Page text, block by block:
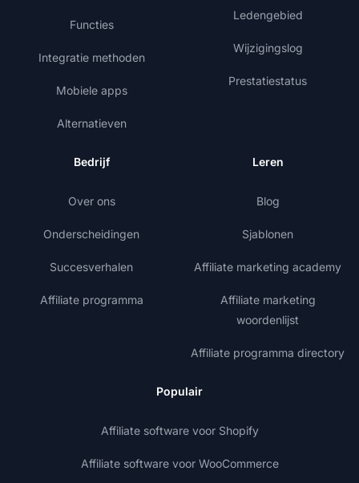
Functies
Integratie methoden
Mobiele apps
Alternatieven
Ledengebied
Wijzigingslog
Prestatiestatus
Bedrijf
Over ons
Onderscheidingen
Succesverhalen
Affiliate programma
Leren
Blog
Sjablonen
Affiliate marketing academy
Affiliate marketing
woordenlijst
Affiliate programma directory
Populair
Affiliate software voor Shopify
Affiliate software voor WooCommerce